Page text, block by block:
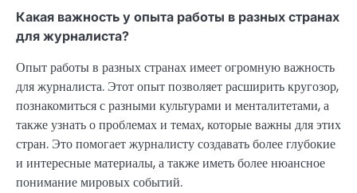
Какая важность у опыта работы в разных странах
для журналиста?
Опыт работы в разных странах имеет огромную важность
для журналиста. Этот опыт позволяет расширить кругозор,
познакомиться с разными культурами и менталитетами, а
также узнать о проблемах и темах, которые важны для этих
стран. Это помогает журналисту создавать более глубокие
и интересные материалы, а также иметь более нюансное
понимание мировых событий.